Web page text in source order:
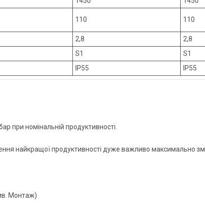
110 110
2,8
2,8
S1
S1
IP55 IP55
при номінальній продуктивності.
найкращої продуктивності дуже важливо максимально
Монтаж)